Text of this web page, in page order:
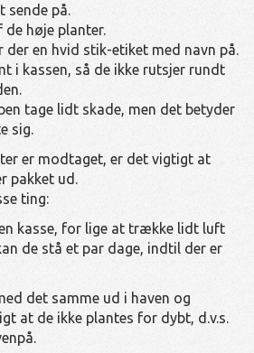
sende på.
de høje planter.
der en hvid stik-etiket med navn på.
i kassen, så de ikke rutsjer rundt
tage lidt skade, men det betyder
sig.
er modtaget, er det vigtigt at
pakket ud.
ting:
kasse, for lige at trække lidt luft
de stå et par dage, indtil der er
det samme ud i haven og
at de ikke plantes for dybt, d.v.s.